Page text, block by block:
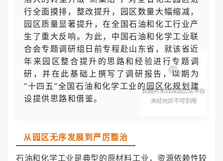
行全面摸排，整改提升，园区数量大幅缩减，
园区质量显著提升，在全国石油和化工行业产
生了重大反响。为此，中国石油和化学工业联
合会专题调研组日前专程赴山东省，就该省近
年来园区整合提升的思路和经验进行专题调
研，并在此基础上撰写了调研报告，以期为
“十四五”全国石油和化学工业的园区化规划建
设提供思路和借鉴。
从园区无序发展到严厉整治
石油和化学工业是典型的原材料工业，资源依赖性较